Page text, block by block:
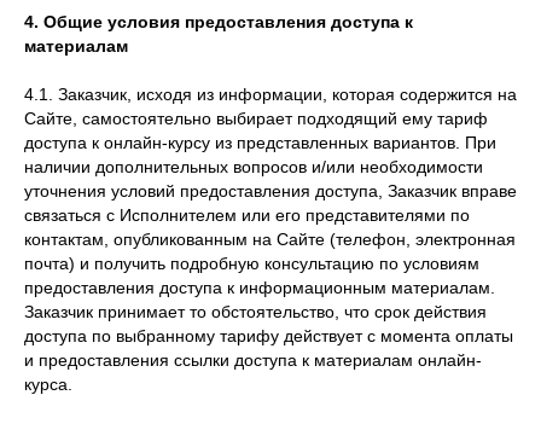
4. Общие условия предоставления доступа к
материалам
4.1. Заказчик, исходя из информации, которая содержится на
Сайте, самостоятельно выбирает подходящий ему тариф
доступа к онлайн-курсу из представленных вариантов. При
наличии дополнительных вопросов и/или необходимости
уточнения условий предоставления доступа, Заказчик вправе
связаться с Исполнителем или его представителями по
контактам, опубликованным на Сайте (телефон, электронная
почта) и получить подробную консультацию по условиям
предоставления доступа к информационным материалам.
Заказчик принимает то обстоятельство, что срок действия
доступа по выбранному тарифу действует с момента оплаты
и предоставления ссылки доступа к материалам онлайн-
курса.